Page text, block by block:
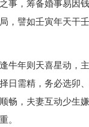
事，筹备婚事易因
，譬如壬寅年天干
牛年则天喜星动，
日需精，务必选卯
畅，夫妻互动少生
。